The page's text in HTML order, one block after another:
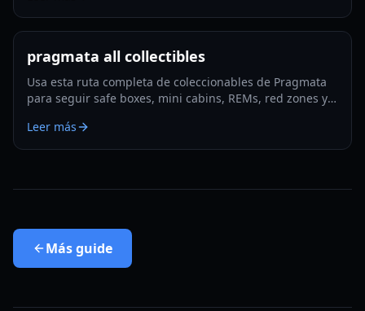
pragmata all collectibles
Usa esta ruta completa de coleccionables de Pragmata
para seguir safe boxes, mini cabins, REMs, red zones y
en 2026.
Leer más
Másguide